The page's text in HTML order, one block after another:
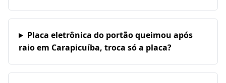
Placa eletrônica do portão queimou após
raio em Carapicuíba, troca só a placa?